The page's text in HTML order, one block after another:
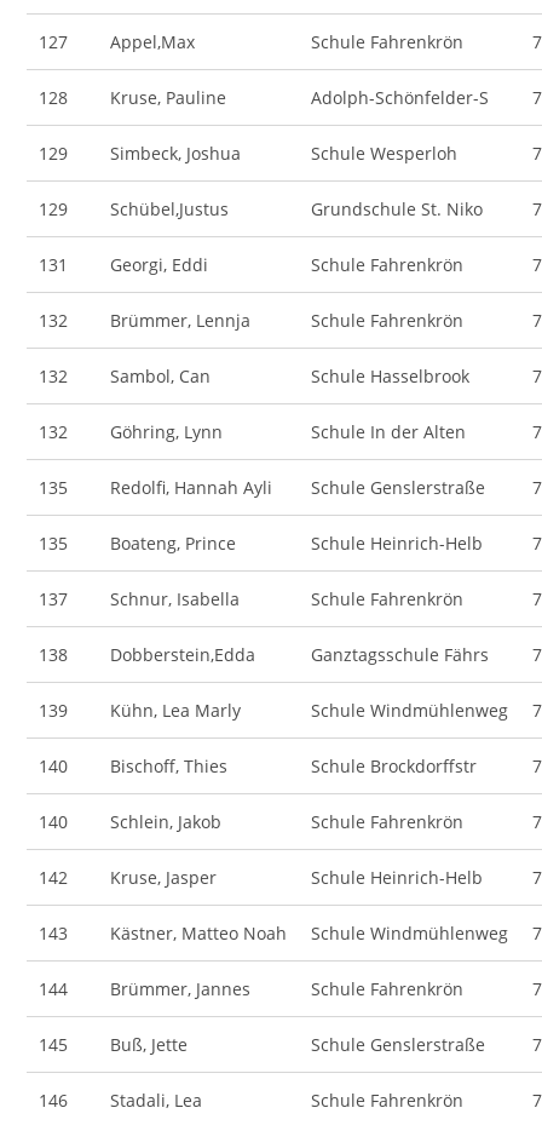
127 Appel,Max Schule Fahrenkrön 7
128 Kruse, Pauline Adolph-Schönfelder-S 7
129 Simbeck, Joshua Schule Wesperloh 7
129 Schübel,Justus Grundschule St. Niko 7
131 Georgi, Eddi Schule Fahrenkrön 7
132 Brümmer, Lennja Schule Fahrenkrön 7
132 Sambol, Can Schule Hasselbrook 7
132 Göhring, Lynn Schule In der Alten 7
135 Redolfi, Hannah Ayli Schule Genslerstraße 7
135 Boateng, Prince Schule Heinrich-Helb 7
137 Schnur, Isabella Schule Fahrenkrön 7
138 Dobberstein,Edda Ganztagsschule Fährs 7
139 Kühn, Lea Marly Schule Windmühlenweg 7
140 Bischoff, Thies Schule Brockdorffstr 7
140 Schlein, Jakob Schule Fahrenkrön 7
142 Kruse, Jasper Schule Heinrich-Helb 7
143 Kästner, Matteo Noah Schule Windmühlenweg 7
144 Brümmer, Jannes Schule Fahrenkrön 7
145 Buß, Jette Schule Genslerstraße 7
146 Stadali, Lea Schule Fahrenkrön 7